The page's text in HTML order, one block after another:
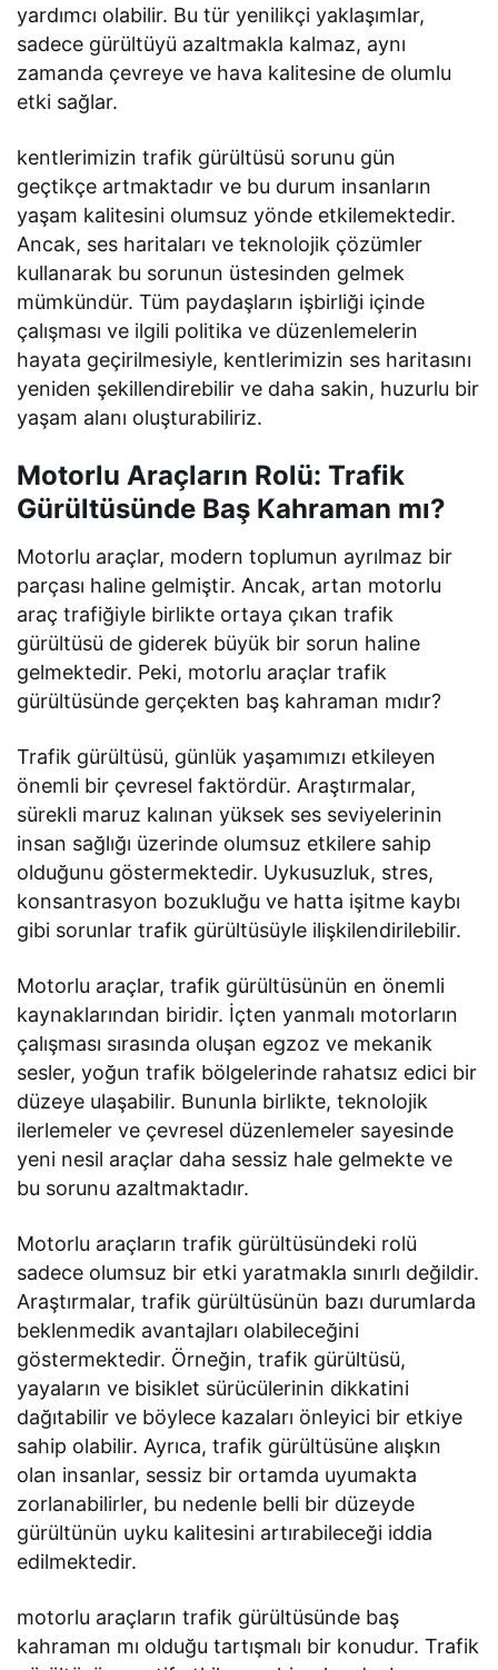
yardımcı olabilir. Bu tür yenilikçi yaklaşımlar,
sadece gürültüyü azaltmakla kalmaz, aynı
zamanda çevreye ve hava kalitesine de olumlu
etki sağlar.
kentlerimizin trafik gürültüsü sorunu gün
geçtikçe artmaktadır ve bu durum insanların
yaşam kalitesini olumsuz yönde etkilemektedir.
Ancak, ses haritaları ve teknolojik çözümler
kullanarak bu sorunun üstesinden gelmek
mümkündür. Tüm paydaşların işbirliği içinde
çalışması ve ilgili politika ve düzenlemelerin
hayata geçirilmesiyle, kentlerimizin ses haritasını
yeniden şekillendirebilir ve daha sakin, huzurlu bir
yaşam alanı oluşturabiliriz.
Motorlu Araçların Rolü: Trafik
Gürültüsünde Baş Kahraman mı?
Motorlu araçlar, modern toplumun ayrılmaz bir
parçası haline gelmiştir. Ancak, artan motorlu
araç trafiğiyle birlikte ortaya çıkan trafik
gürültüsü de giderek büyük bir sorun haline
gelmektedir. Peki, motorlu araçlar trafik
gürültüsünde gerçekten baş kahraman mıdır?
Trafik gürültüsü, günlük yaşamımızı etkileyen
önemli bir çevresel faktördür. Araştırmalar,
sürekli maruz kalınan yüksek ses seviyelerinin
insan sağlığı üzerinde olumsuz etkilere sahip
olduğunu göstermektedir. Uykusuzluk, stres,
konsantrasyon bozukluğu ve hatta işitme kaybı
gibi sorunlar trafik gürültüsüyle ilişkilendirilebilir.
Motorlu araçlar, trafik gürültüsünün en önemli
kaynaklarından biridir. İçten yanmalı motorların
çalışması sırasında oluşan egzoz ve mekanik
sesler, yoğun trafik bölgelerinde rahatsız edici bir
düzeye ulaşabilir. Bununla birlikte, teknolojik
ilerlemeler ve çevresel düzenlemeler sayesinde
yeni nesil araçlar daha sessiz hale gelmekte ve
bu sorunu azaltmaktadır.
Motorlu araçların trafik gürültüsündeki rolü
sadece olumsuz bir etki yaratmakla sınırlı değildir.
Araştırmalar, trafik gürültüsünün bazı durumlarda
beklenmedik avantajları olabileceğini
göstermektedir. Örneğin, trafik gürültüsü,
yayaların ve bisiklet sürücülerinin dikkatini
dağıtabilir ve böylece kazaları önleyici bir etkiye
sahip olabilir. Ayrıca, trafik gürültüsüne alışkın
olan insanlar, sessiz bir ortamda uyumakta
zorlanabilirler, bu nedenle belli bir düzeyde
gürültünün uyku kalitesini artırabileceği iddia
edilmektedir.
motorlu araçların trafik gürültüsünde baş
kahraman mı olduğu tartışmalı bir konudur. Trafik